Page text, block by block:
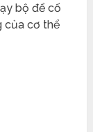
bộ để cố
của cơ thể